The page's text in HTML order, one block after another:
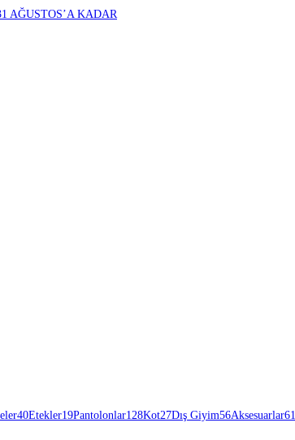
AĞUSTOS’A KADAR
40Etekler19Pantolonlar128Kot27Dış Giyim56Aksesuarlar61